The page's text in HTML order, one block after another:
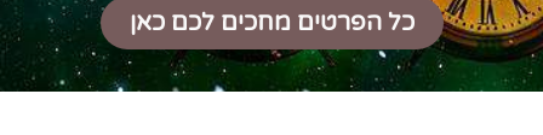
כל הפרטים מחכים לכם כאן